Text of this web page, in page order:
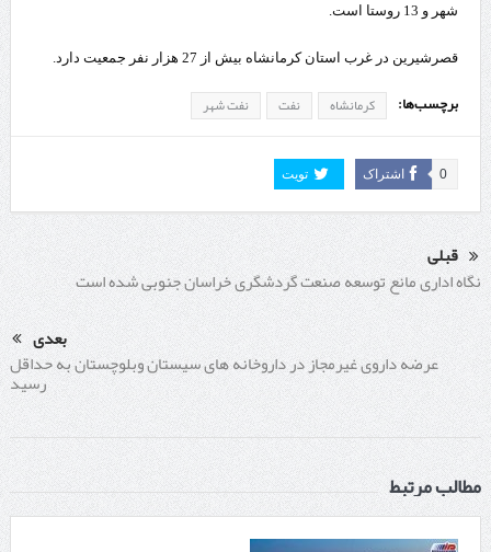
شهر و 13 روستا است.
قصرشیرین در غرب استان کرمانشاه بیش از 27 هزار نفر جمعیت دارد.
برچسب‌ها: کرمانشاه نفت نفت شهر
اشتراک 0 تویت
قبلی
نگاه اداری مانع توسعه صنعت گردشگری خراسان جنوبی شده است
بعدی
عرضه داروی غیرمجاز در داروخانه های سیستان وبلوچستان به حداقل
رسید
مطالب مرتبط